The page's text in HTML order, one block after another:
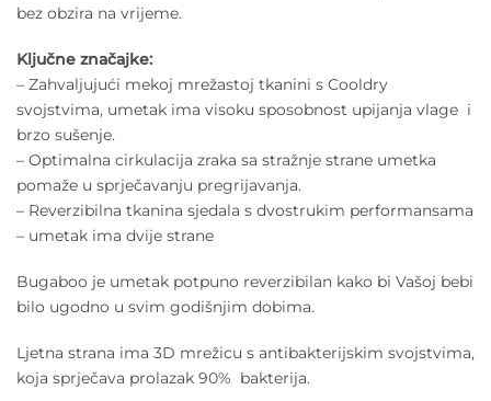
bez obzira na vrijeme.
Ključne značajke:
– Zahvaljujući mekoj mrežastoj tkanini s Cooldry
svojstvima, umetak ima visoku sposobnost upijanja vlage i
brzo sušenje.
– Optimalna cirkulacija zraka sa stražnje strane umetka
pomaže u sprječavanju pregrijavanja.
– Reverzibilna tkanina sjedala s dvostrukim performansama
– umetak ima dvije strane
Bugaboo je umetak potpuno reverzibilan kako bi Vašoj bebi
bilo ugodno u svim godišnjim dobima.
Ljetna strana ima 3D mrežicu s antibakterijskim svojstvima,
koja sprječava prolazak 90% bakterija.